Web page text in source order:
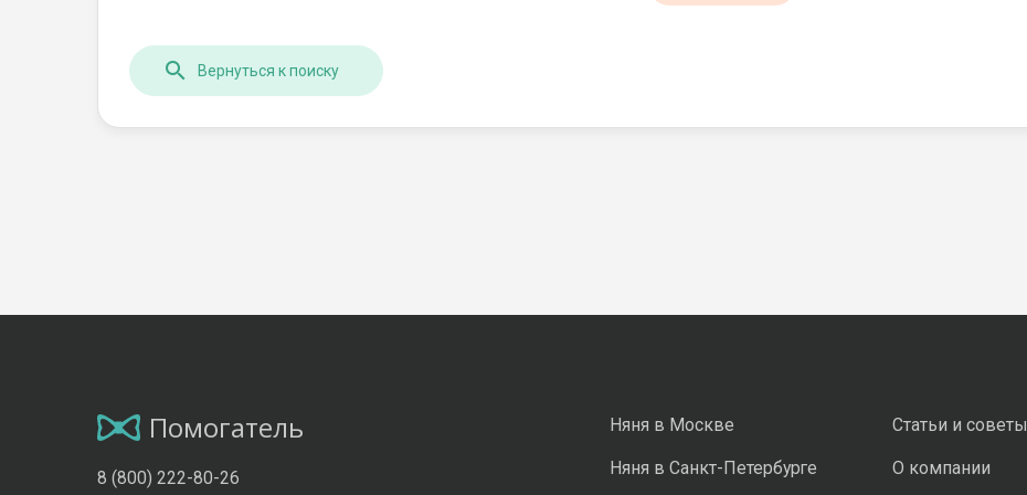
Вернуться к поиску
Помогатель
8 (800) 222-80-26
Няня в Москве
Няня в Санкт-Петербурге
Статьи и советы
О компании